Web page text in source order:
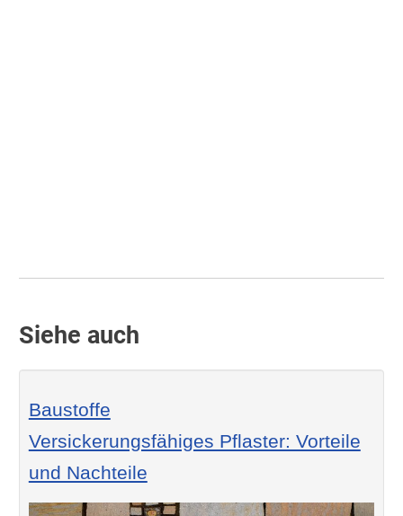
Siehe auch
Baustoffe
Versickerungsfähiges Pflaster: Vorteile
und Nachteile